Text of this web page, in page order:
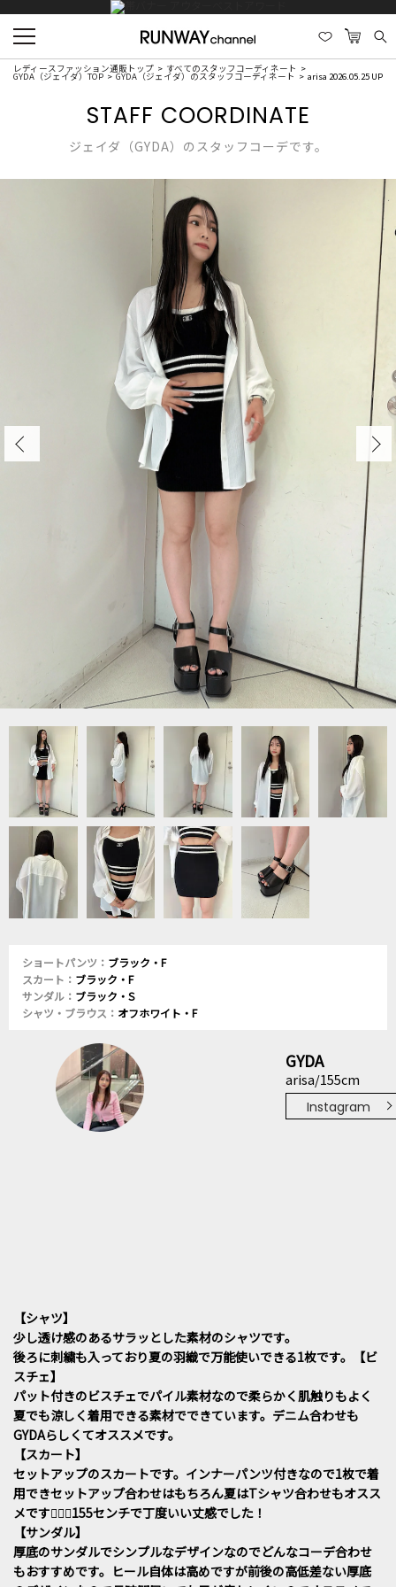
レディースファッション通販トップ すべてのスタッフコーディネート
GYDA（ジェイダ）TOP GYDA（ジェイダ）のスタッフコーディネート arisa 2026.05.25 UP
STAFF COORDINATE
ジェイダ（GYDA）のスタッフコーデです。
ショートパンツ： ブラック・F
スカート： ブラック・F
サンダル： ブラック・S
シャツ・ブラウス： オフホワイト・F
GYDA
arisa/155cm
Instagram
【シャツ】
少し透け感のあるサラッとした素材のシャツです。
後ろに刺繍も入っており夏の羽織で万能使いできる1枚です。【ビ
スチェ】
パット付きのビスチェでパイル素材なので柔らかく肌触りもよく
夏でも涼しく着用できる素材でできています。デニム合わせも
GYDAらしくてオススメです。
【スカート】
セットアップのスカートです。インナーパンツ付きなので1枚で着
用できセットアップ合わせはもちろん夏はTシャツ合わせもオスス
メです🙆🏽‍♀️155センチで丁度いい丈感でした！
【サンダル】
厚底のサンダルでシンプルなデザインなのでどんなコーデ合わせ
もおすすめです。ヒール自体は高めですが前後の高低差ない厚底